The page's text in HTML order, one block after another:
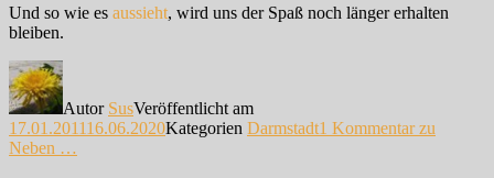
Und so wie es aussieht, wird uns der Spaß noch länger erhalten
bleiben.
Autor SusVeröffentlicht am
17.01.201116.06.2020Kategorien Darmstadt1 Kommentarzu
Neben …